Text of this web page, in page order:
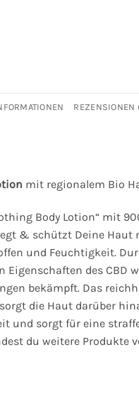
REZENSIONEN
mit regionalem Bio
Body Lotion“ mit
& schützt Deine Haut
und Feuchtigkeit.
des CBD
bekämpft. Das
die Haut darüber
und sorgt für eine
du weitere Produkte